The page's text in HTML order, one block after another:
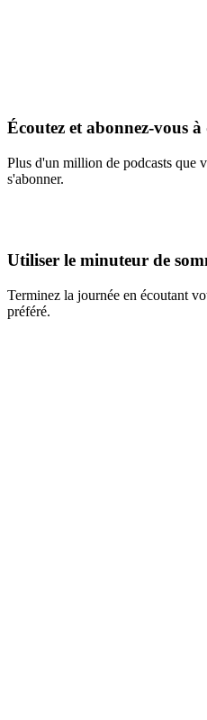
Écoutez et abonnez-vous à
Plus d'un million de podcasts que
s'abonner.
Utiliser le minuteur de
Terminez la journée en écoutant
préféré.